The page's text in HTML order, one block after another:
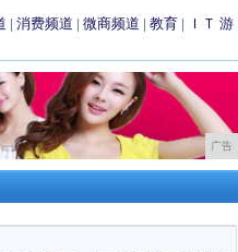
| 消费频道 | 微商频道 | 教育 | ＩＴ 游
广告